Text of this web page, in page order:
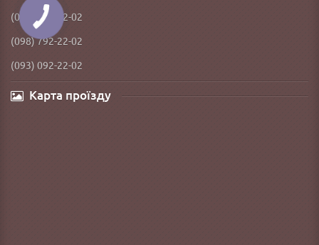
(066) 592-22-02
(098) 792-22-02
(093) 092-22-02
Карта проїзду